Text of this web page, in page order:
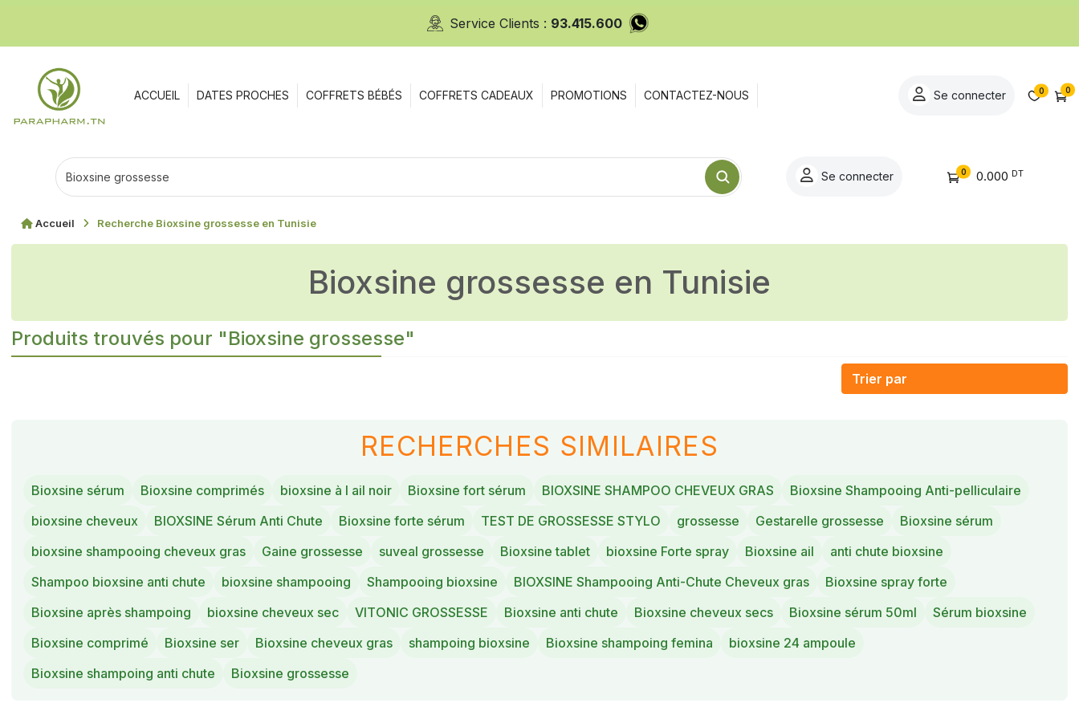
Service Clients : 93.415.600
ACCUEIL DATES PROCHES COFFRETS BÉBÉS COFFRETS CADEAUX PROMOTIONS CONTACTEZ-NOUS Se connecter 0 0
Se connecter 0 0.000 DT
Accueil Recherche Bioxsine grossesse en Tunisie
Bioxsine grossesse en Tunisie
Produits trouvés pour "Bioxsine grossesse"
RECHERCHES SIMILAIRES
Bioxsine sérum Bioxsine comprimés bioxsine à l ail noir Bioxsine fort sérum BIOXSINE SHAMPOO CHEVEUX GRAS
Bioxsine Shampooing Anti-pelliculaire
bioxsine cheveux
BIOXSINE Sérum Anti Chute Bioxsine forte sérum TEST DE GROSSESSE STYLO grossesse Gestarelle grossesse
Bioxsine sérum
bioxsine shampooing cheveux gras
Gaine grossesse suveal grossesse Bioxsine tablet bioxsine Forte spray Bioxsine ail
anti chute bioxsine
Shampoo bioxsine anti chute
bioxsine shampooing Shampooing bioxsine BIOXSINE Shampooing Anti-Chute Cheveux gras
Bioxsine spray forte
Bioxsine après shampoing
bioxsine cheveux sec VITONIC GROSSESSE Bioxsine anti chute Bioxsine cheveux secs Bioxsine sérum 50ml
Sérum bioxsine
Bioxsine comprimé
Bioxsine ser Bioxsine cheveux gras shampoing bioxsine Bioxsine shampoing femina
bioxsine 24 ampoule
Bioxsine shampoing anti chute
Bioxsine grossesse